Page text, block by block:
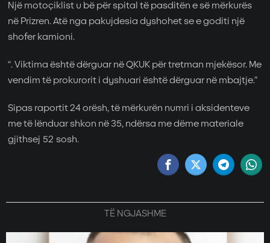
Një motoçiklist u bë për spital të pasditën e së mërkurës
në Prizren. Atë nga pakujdesia dyshohet se e goditi një
shofer kamioni.
“. Viktima është dërguar në QKUK për tretman mjekësor. Me
vendim të prokurorit i dyshuari është dërguar në mbajtje.”
Sipas raportit 24 orësh, të mërkurën numri i aksidenteve
me të lënduar shkon në 35, ndërsa me dëme materiale
gjithsej 52 sosh.
TË NGJASHME